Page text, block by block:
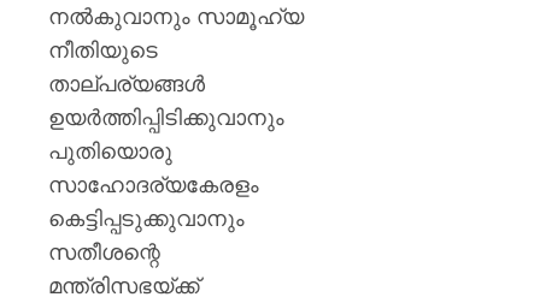
നൽകുവാനും സാമൂഹ്യ
നീതിയുടെ
താല്പര്യങ്ങൾ
ഉയർത്തിപ്പിടിക്കുവാനും
പുതിയൊരു
സാഹോദര്യകേരളം
കെട്ടിപ്പടുക്കുവാനും
സതീശന്റെ
മന്ത്രിസഭയ്ക്ക്